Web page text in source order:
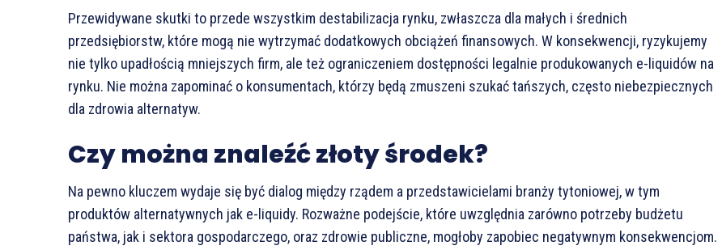
Przewidywane skutki to przede wszystkim destabilizacja rynku, zwłaszcza dla małych i średnich
przedsiębiorstw, które mogą nie wytrzymać dodatkowych obciążeń finansowych. W konsekwencji, ryzykujemy
nie tylko upadłością mniejszych firm, ale też ograniczeniem dostępności legalnie produkowanych e-liquidów na
rynku. Nie można zapominać o konsumentach, którzy będą zmuszeni szukać tańszych, często niebezpiecznych
dla zdrowia alternatyw.
Czy można znaleźć złoty środek?
Na pewno kluczem wydaje się być dialog między rządem a przedstawicielami branży tytoniowej, w tym
produktów alternatywnych jak e-liquidy. Rozważne podejście, które uwzględnia zarówno potrzeby budżetu
państwa, jak i sektora gospodarczego, oraz zdrowie publiczne, mogłoby zapobiec negatywnym konsekwencjom.